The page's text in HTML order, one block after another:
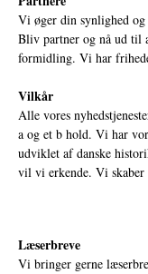
Vi øger din synlighed
Bliv partner og nå ud til
formidling. Vi har
Vilkår
Alle vores
a og et b hold. Vi har
udviklet af danske
vil vi erkende. Vi
Læserbreve
Vi bringer gerne